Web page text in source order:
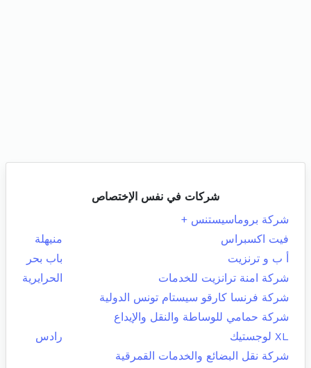
شركات في نفس الإختصاص
شركة بروماسيستنس +
فيت اكسبراس
منيهلة
أ ب و ترنزيت
باب بحر
شركة امنة ترانزيت للخدمات
الحرايرية
شركة فرنسا كارقو سيستام تونس الدولية
شركة حمامي للوساطة والنقل والإيداع
XL لوجستيك
رادس
شركة نقل البضائع والخدمات القمرقية